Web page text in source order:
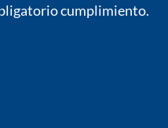
cumplimiento.